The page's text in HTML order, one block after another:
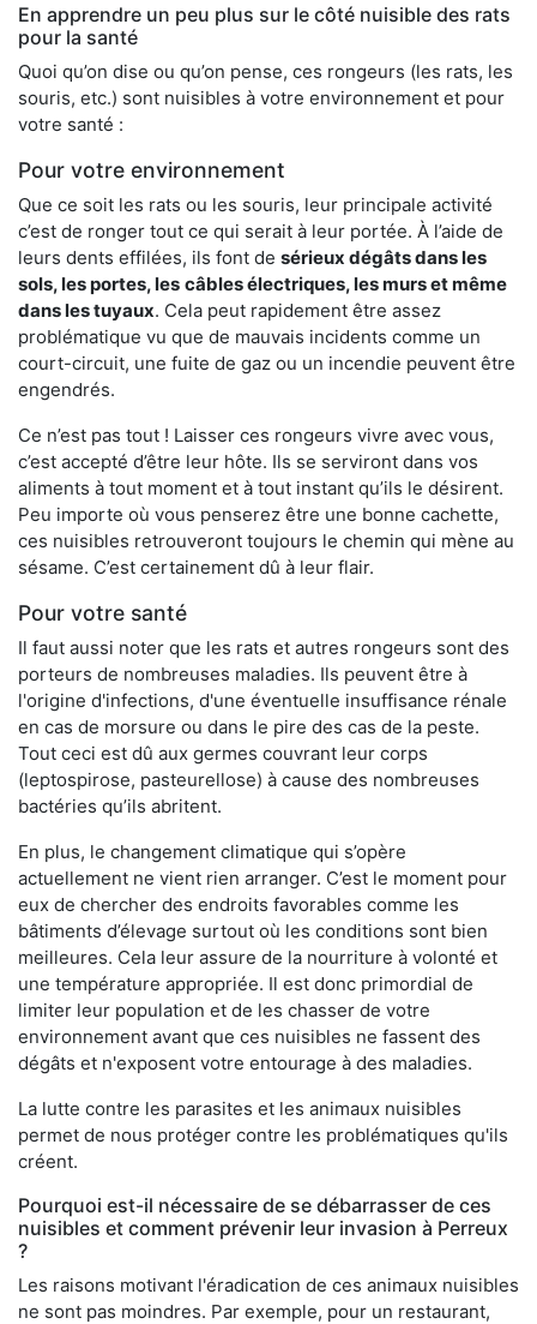
En apprendre un peu plus sur le côté nuisible des rats
pour la santé
Quoi qu’on dise ou qu’on pense, ces rongeurs (les rats, les
souris, etc.) sont nuisibles à votre environnement et pour
votre santé :
Pour votre environnement
Que ce soit les rats ou les souris, leur principale activité
c’est de ronger tout ce qui serait à leur portée. À l’aide de
leurs dents effilées, ils font de sérieux dégâts dans les
sols, les portes, les câbles électriques, les murs et même
dans les tuyaux. Cela peut rapidement être assez
problématique vu que de mauvais incidents comme un
court-circuit, une fuite de gaz ou un incendie peuvent être
engendrés.
Ce n’est pas tout ! Laisser ces rongeurs vivre avec vous,
c’est accepté d’être leur hôte. Ils se serviront dans vos
aliments à tout moment et à tout instant qu’ils le désirent.
Peu importe où vous penserez être une bonne cachette,
ces nuisibles retrouveront toujours le chemin qui mène au
sésame. C’est certainement dû à leur flair.
Pour votre santé
Il faut aussi noter que les rats et autres rongeurs sont des
porteurs de nombreuses maladies. Ils peuvent être à
l'origine d'infections, d'une éventuelle insuffisance rénale
en cas de morsure ou dans le pire des cas de la peste.
Tout ceci est dû aux germes couvrant leur corps
(leptospirose, pasteurellose) à cause des nombreuses
bactéries qu’ils abritent.
En plus, le changement climatique qui s’opère
actuellement ne vient rien arranger. C’est le moment pour
eux de chercher des endroits favorables comme les
bâtiments d’élevage surtout où les conditions sont bien
meilleures. Cela leur assure de la nourriture à volonté et
une température appropriée. Il est donc primordial de
limiter leur population et de les chasser de votre
environnement avant que ces nuisibles ne fassent des
dégâts et n'exposent votre entourage à des maladies.
La lutte contre les parasites et les animaux nuisibles
permet de nous protéger contre les problématiques qu'ils
créent.
Pourquoi est-il nécessaire de se débarrasser de ces
nuisibles et comment prévenir leur invasion à Perreux
?
Les raisons motivant l'éradication de ces animaux nuisibles
ne sont pas moindres. Par exemple, pour un restaurant,